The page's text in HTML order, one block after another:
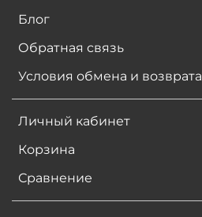
Блог
Обратная связь
Условия обмена и возврата
Личный кабинет
Корзина
Сравнение